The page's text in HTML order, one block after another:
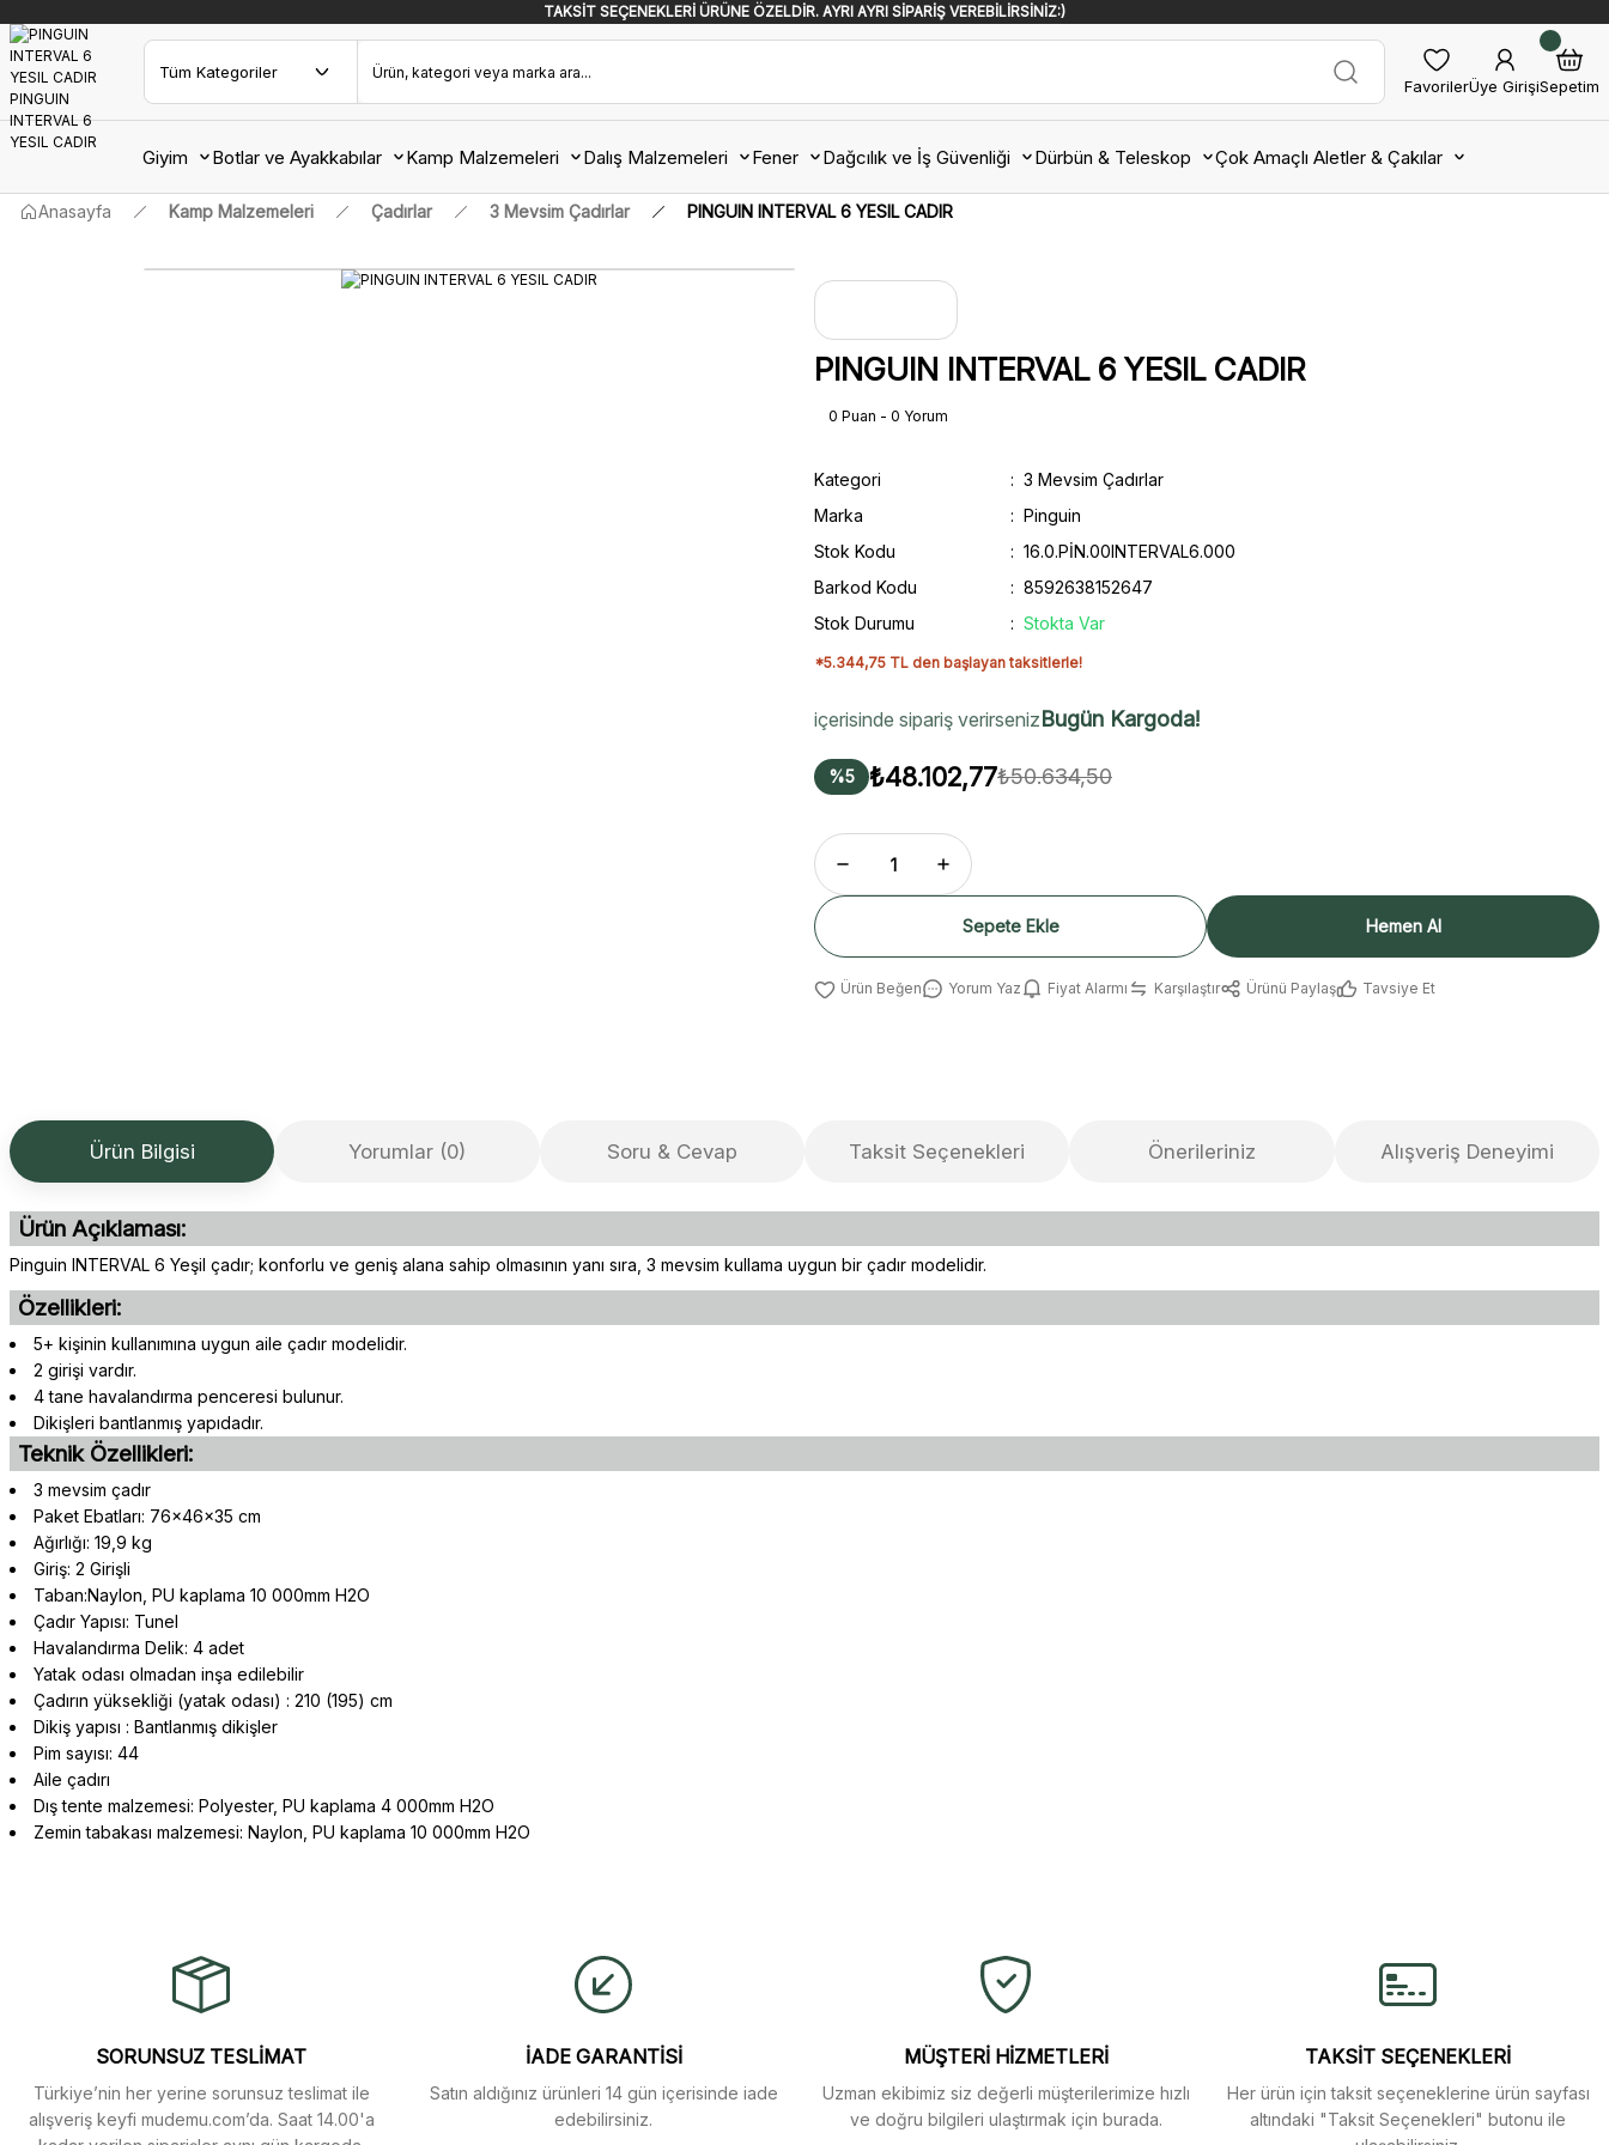
TAKSİT SEÇENEKLERİ ÜRÜNE ÖZELDİR. AYRI AYRI SİPARİŞ VEREBİLİRSİNİZ:)
FavorilerÜye GirişiSepetim
Giyim Botlar ve Ayakkabılar Kamp Malzemeleri Dalış Malzemeleri Fener Dağcılık ve İş Güvenliği Dürbün & Teleskop Çok Amaçlı Aletler & Çakılar
Anasayfa Kamp Malzemeleri Çadırlar 3 Mevsim Çadırlar PINGUIN INTERVAL 6 YESIL CADIR
PINGUIN INTERVAL 6 YESIL CADIR
0 Puan - 0 Yorum
Kategori
3 Mevsim Çadırlar
Marka
Pinguin
Stok Kodu
16.0.PİN.00INTERVAL6.000
Barkod Kodu
8592638152647
Stok Durumu
Stokta Var
*5.344,75 TL den başlayan taksitlerle!
içerisinde sipariş verirsenizBugün Kargoda!
%5 ₺48.102,77₺50.634,50
Sepete Ekle Hemen Al
Yorum Yaz Fiyat Alarmı Karşılaştır Ürünü Paylaş Tavsiye Et
Ürün Bilgisi Yorumlar (0) Soru & Cevap Taksit Seçenekleri Önerileriniz Alışveriş Deneyimi
Ürün Açıklaması:
Pinguin INTERVAL 6 Yeşil çadır; konforlu ve geniş alana sahip olmasının yanı sıra, 3 mevsim kullama uygun bir çadır modelidir.
Özellikleri:
5+ kişinin kullanımına uygun aile çadır modelidir.
2 girişi vardır.
4 tane havalandırma penceresi bulunur.
Dikişleri bantlanmış yapıdadır.
Teknik Özellikleri:
3 mevsim çadır
Paket Ebatları: 76x46x35 cm
Ağırlığı: 19,9 kg
Giriş: 2 Girişli
Taban:Naylon, PU kaplama 10 000mm H2O
Çadır Yapısı: Tunel
Havalandırma Delik: 4 adet
Yatak odası olmadan inşa edilebilir
Çadırın yüksekliği (yatak odası) : 210 (195) cm
Dikiş yapısı : Bantlanmış dikişler
Pim sayısı: 44
Aile çadırı
Dış tente malzemesi: Polyester, PU kaplama 4 000mm H2O
Zemin tabakası malzemesi: Naylon, PU kaplama 10 000mm H2O
Ürün resmi kalitesiz, bozuk veya görüntülenemiyor.
Ürün açıklamasında eksik bilgiler bulunuyor.
Ürün bilgilerinde hatalar bulunuyor.
Ürün fiyatı diğer sitelerden daha pahalı.
Bu ürüne benzer farklı alternatifler olmalı.
Murat Duman | 17/03/2026
bulunmuyor, spesifik olarak "kavela" terimini aratarak bulunabilir.
M... K... | 12/12/2025
SORUNSUZ TESLİMAT
Türkiye’nin her yerine sorunsuz teslimat ile
alışveriş keyfi mudemu.com’da. Saat 14.00'a
İADE GARANTİSİ
Satın aldığınız ürünleri 14 gün içerisinde iade
edebilirsiniz.
MÜŞTERİ HİZMETLERİ
Uzman ekibimiz siz değerli müşterilerimize hızlı
ve doğru bilgileri ulaştırmak için burada.
TAKSİT SEÇENEKLERİ
Her ürün için taksit seçeneklerine ürün sayfası
altındaki "Taksit Seçenekleri" butonu ile